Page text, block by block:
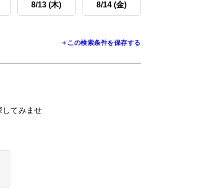
8/13 (木) 8/14 (金)
＋この検索条件を保存する
してみませ